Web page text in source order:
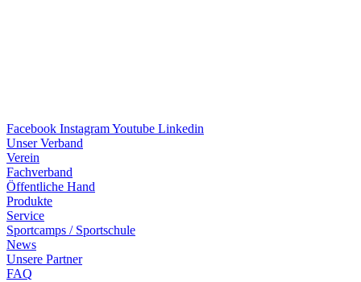
Facebook InstagramYoutube Linkedin
Unser Verband
Verein
Fach­ver­band
Öffent­li­che Hand
Produkte
Service
Sport­camps / Sportschule
News
Unsere Part­ner
FAQ